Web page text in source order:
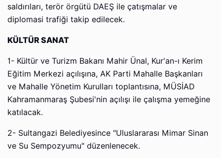
saldırıları, terör örgütü DAEŞ ile çatışmalar ve
diplomasi trafiği takip edilecek.
KÜLTÜR SANAT
1- Kültür ve Turizm Bakanı Mahir Ünal, Kur'an-ı Kerim
Eğitim Merkezi açılışına, AK Parti Mahalle Başkanları
ve Mahalle Yönetim Kurulları toplantısına, MÜSİAD
Kahramanmaraş Şubesi'nin açılışı ile çalışma yemeğine
katılacak.
2- Sultangazi Belediyesince "Uluslararası Mimar Sinan
ve Su Sempozyumu" düzenlenecek.